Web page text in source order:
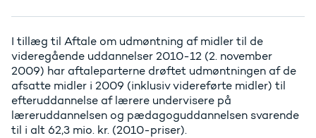
I tillæg til Aftale om udmøntning af midler til de
videregående uddannelser 2010-12 (2. november
2009) har aftaleparterne drøftet udmøntningen af de
afsatte midler i 2009 (inklusiv videreførte midler) til
efteruddannelse af lærere undervisere på
læreruddannelsen og pædagoguddannelsen svarende
til i alt 62,3 mio. kr. (2010-priser).